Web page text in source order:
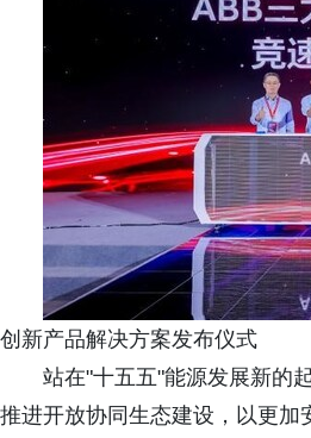
创新产品解决方案发布仪式
站在"十五五"能源发展新的
推进开放协同生态建设，以更